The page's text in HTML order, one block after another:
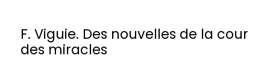
F. Viguie. Des nouvelles de la cour
des miracles